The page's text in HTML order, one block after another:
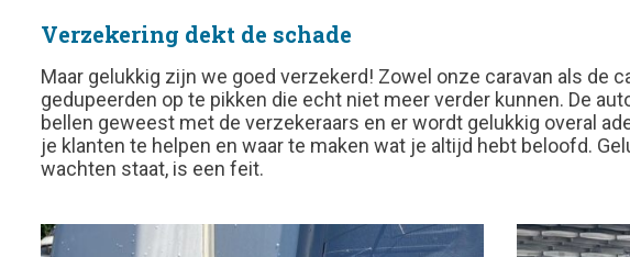
Verzekering dekt de schade
Maar gelukkig zijn we goed verzekerd! Zowel onze caravan als de
gedupeerden op te pikken die echt niet meer verder kunnen. De
bellen geweest met de verzekeraars en er wordt gelukkig overal
je klanten te helpen en waar te maken wat je altijd hebt beloofd.
wachten staat, is een feit.